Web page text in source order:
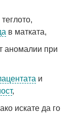
в матката,
аномалии при
и
,
искате да го